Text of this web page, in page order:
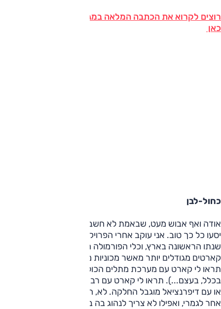
רוצים לקרוא את הכתבה המלאה במגזין אוטו ינואר - לחצו
כאן
כחול-לבן
אודה ואף אבוש מעט, שבאמת לא חשבתי שהמכוניות הקטנות
יסעו כל כך טוב. אני עוקב אחרי הפרויקט עוד מהשנה שעברה,
שנתו הראשונה בארץ, וכלי הפורמולה הללו תמיד נראו לי כמו
קארטים מגודלים יותר מאשר מכוניות מרוץ אמיתיות. איזו שטות.
תראו לי קארט עם מערכת מתלים הכוללת בולמי קויל-אובר (או
בכלל, בעצם...). תראו לי קארט עם רביעיית בלמי דיסק מחוררים,
או עם דיפרנציאל מוגבל החלקה. לא, המכונית הזו היא משהו
אחר לגמרי, ואפילו לא צריך לנהוג בה בכדי להבין זאת מיד.